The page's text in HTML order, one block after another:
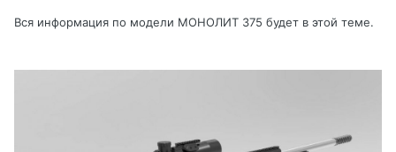
Вся информация по модели МОНОЛИТ 375 будет в этой теме.